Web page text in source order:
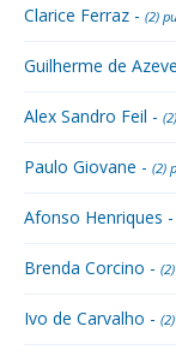
Clarice Ferraz - (2)
Guilherme de
Alex Sandro Feil -
Paulo Giovane - (2)
Afonso Henriques -
Brenda Corcino -
Ivo de Carvalho -